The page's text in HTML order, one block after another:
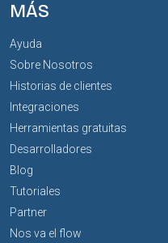
MÁS
Ayuda
Sobre Nosotros
Historias de clientes
Integraciones
Herramientas gratuitas
Desarrolladores
Blog
Tutoriales
Partner
Nos va el flow